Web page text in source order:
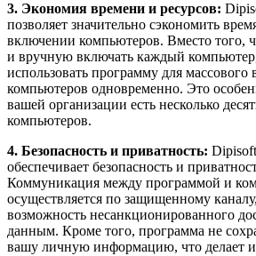
3. Экономия времени и ресурсов:
позволяет значительно сэкономить
включении компьютеров. Вместо того,
и вручную включать каждый
использовать программу для массового
компьютеров одновременно. Это
вашей организации есть несколько
компьютеров.
4. Безопасность и приватность:
обеспечивает безопасность и
Коммуникация между программой и
осуществляется по защищенному
возможность несанкционированного
данным. Кроме того, программа не
вашу личную информацию, что делает